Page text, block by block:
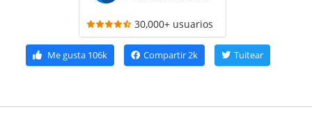
30,000+ usuarios
Me gusta106k Compartir 2k Tuitear